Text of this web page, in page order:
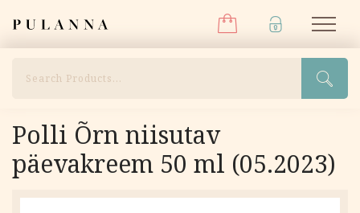
sisu
Menüü
Polli Õrn niisutav
päevakreem 50 ml (05.2023)